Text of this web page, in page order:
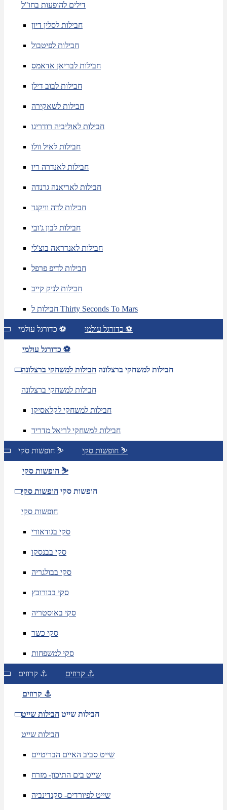
דילים להופעות בחו"ל
חבילות לסלין דיון
חבילות לפיטבול
חבילות לבריאן אדאמס
חבילות לבוב דילן
חבילות לשאקירה
חבילות לאוליביה רודריגו
חבילות לאיל וולו
חבילות לאנדרה ריו
חבילות לאריאנה גרנדה
חבילות לדה וויקנד
חבילות לבון ג'ובי
חבילות לאנדראה בוצ'לי
חבילות לדיפ פרפל
חבילות לניק קייב
חבילות ל Thirty Seconds To Mars
כדורגל עולמי ⚽ כדורגל עולמי ⚽
כדורגל עולמי ⚽
חבילות למשחקי ברצלונה חבילות למשחקי ברצלונה
חבילות למשחקי ברצלונה
חבילות למשחקי לקלאסיקו
חבילות למשחקי לריאל מדריד
חופשות סקי ⛷️ חופשות סקי ⛷️
חופשות סקי ⛷️
חופשות סקי חופשות סקי
חופשות סקי
סקי בגודאורי
סקי בבנסקו
סקי בבולגריה
סקי בבורובץ
סקי באוסטריה
סקי כשר
סקי למשפחות
קרוזים ⚓ קרוזים ⚓
קרוזים ⚓
חבילות שייט חבילות שייט
חבילות שייט
שייט סביב האיים הבריטיים
שייט בים התיכון- מזרח
שייט לפיורדים- סקנדינביה